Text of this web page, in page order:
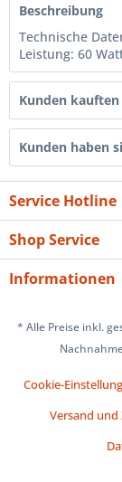
Beschreibung
Technische
Leistung: 60
Kunden kauften
Kunden haben
Service Hotline
Shop Service
Informationen
* Alle Preise inkl.
Cookie-
Versand